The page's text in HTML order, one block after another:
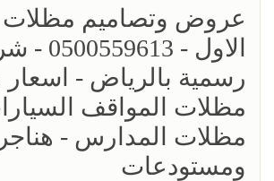
عروض وتصاميم مظلات
الاول -
رسمية بالرياض - اسعار
مظلات المواقف
مظلات المدارس - هناجر
ومستودعات